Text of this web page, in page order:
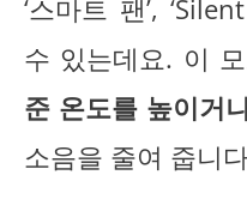
‘스마트 팬’,
수 있는데요. 이
준 온도를 높이거
소음을 줄여 줍니